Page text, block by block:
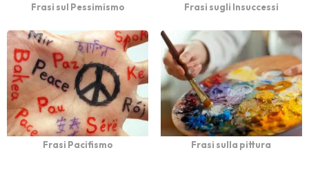
Frasi sul Pessimismo Frasi sugli Insuccessi
Frasi Pacifismo Frasi sulla pittura